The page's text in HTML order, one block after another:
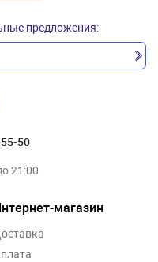
предложения:
50
21:00
магазин